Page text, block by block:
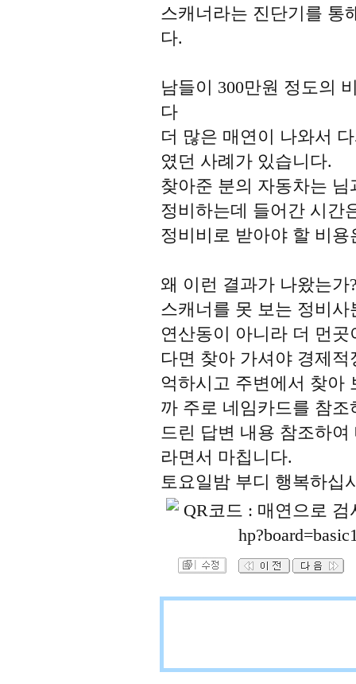
스캐너라는 진단기를 통
다.
남들이 300만원 정도의
다
더 많은 매연이 나와서
였던 사례가 있습니다.
찾아준 분의 자동차는
정비하는데 들어간 시간
정비비로 받아야 할 비
왜 이런 결과가 나왔는가
스캐너를 못 보는 정비
연산동이 아니라 더 먼
다면 찾아 가셔야 경제
억하시고 주변에서 찾아
까 주로 네임카드를 참
드린 답변 내용 참조하
라면서 마칩니다.
토요일밤 부디 행복하십